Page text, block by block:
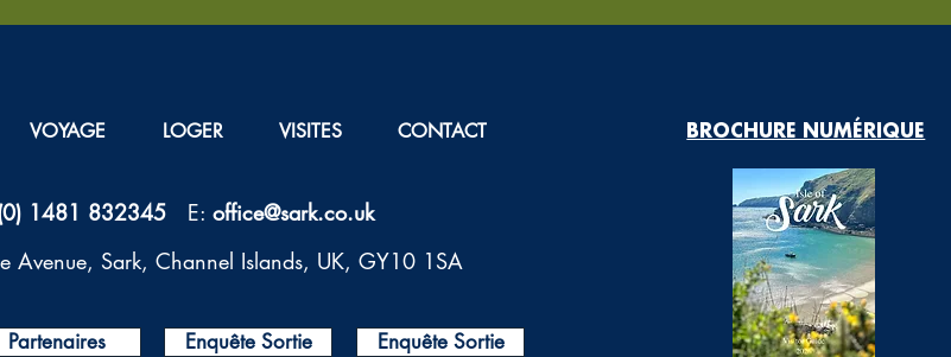
VOYAGE LOGER VISITES CONTACT
1481 832345E: office@sark.co.uk
Avenue, Sark, Channel Islands, UK, GY10 1SA
Partenaires Enquête Sortie Enquête Sortie
BROCHURE NUMÉRIQUE